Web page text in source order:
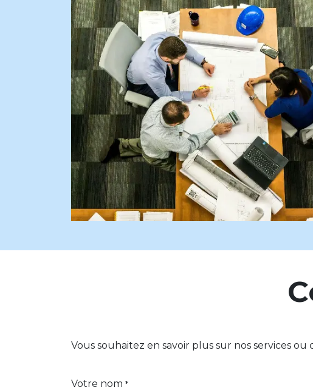
Vous souhaitez en savoir plus sur nos services
Votre nom *